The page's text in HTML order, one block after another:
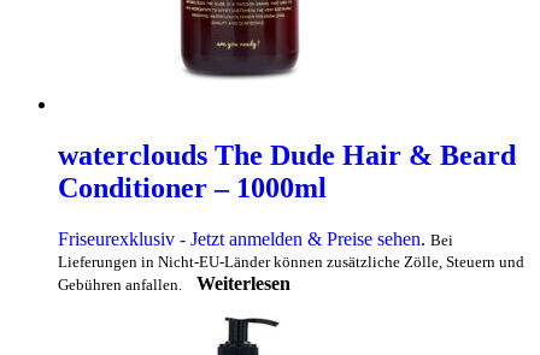
waterclouds The Dude Hair & Beard
Conditioner – 1000ml
Friseurexklusiv - Jetzt anmelden & Preise sehen. Bei
Lieferungen in Nicht-EU-Länder können zusätzliche Zölle, Steuern und
Gebühren anfallen.
Weiterlesen